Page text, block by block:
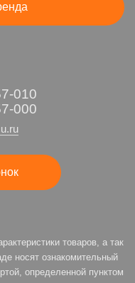
010
000
товаров, а так
носят ознакомительный
определенной пунктом